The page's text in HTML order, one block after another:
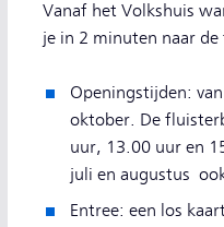
Vanaf het Volkshuis
je in 2 minuten naar
Openingstijden:
oktober. De
uur, 13.00 uur en
juli en augustus
Entree: een los